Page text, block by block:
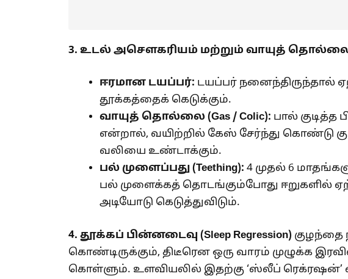
3. உடல் அசௌகரியம் மற்றும் வாயுத் தொல்லை
ஈரமான டயப்பர்: டயப்பர் நனைந்திருந்தால்
தூக்கத்தைக் கெடுக்கும்.
வாயுத் தொல்லை (Gas / Colic): பால்
என்றால், வயிற்றில் கேஸ் சேர்ந்து கொண்டு
வலியை உண்டாக்கும்.
பல் முளைப்பது (Teething): 4 முதல் 6
பல் முளைக்கத் தொடங்கும்போது ஈறுகளில்
அடியோடு கெடுத்துவிடும்.
4. தூக்கப் பின்னடைவு (Sleep Regression) குழந்தை
கொண்டிருக்கும், திடீரென ஒரு வாரம் முழுக்க
கொள்ளும். உளவியலில் இதற்கு ‘ஸ்லீப் ரெக்ரஷன்’